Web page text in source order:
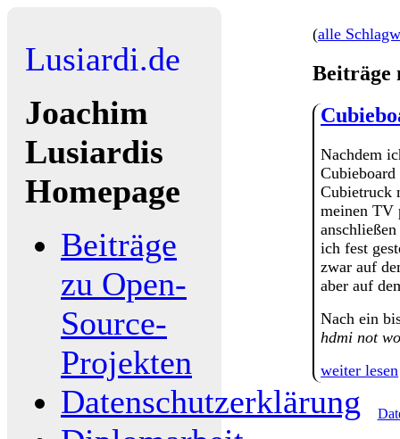
Lusiardi.de
Joachim
Lusiardis
Homepage
Beiträge
zu Open-
Source-
Projekten
Datenschutzerklärung
(alle
Beiträge
Nachdem
Cubieboard
Cubietruck
meinen TV
ich fest
zwar auf
aber auf
Nach ein
hdmi not
weiter lesen